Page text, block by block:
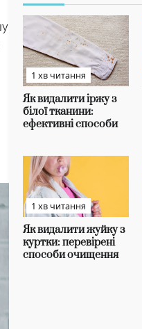
1 хв читання
Як видалити іржу з
білої тканини:
ефективні способи
1 хв читання
Як видалити жуйку з
куртки: перевірені
способи очищення